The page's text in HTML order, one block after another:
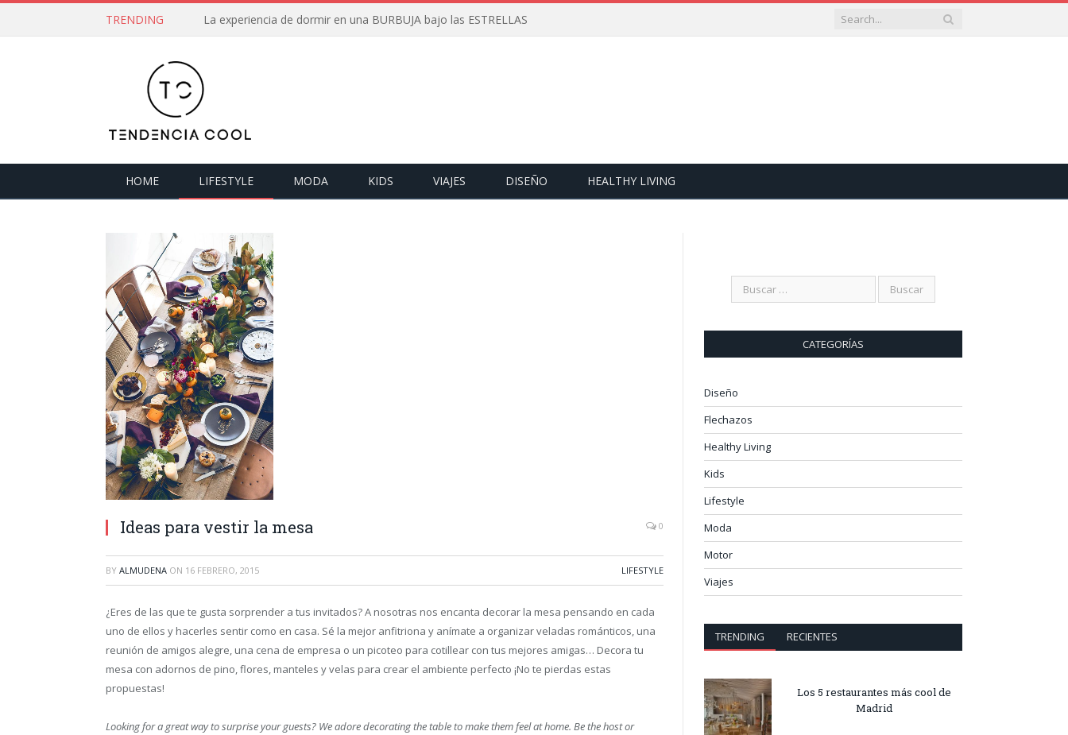
TRENDING La experiencia de dormir en una BURBUJA bajo las ESTRELLAS
HOME LIFESTYLE MODA KIDS VIAJES DISEÑO HEALTHY LIVING
Ideas para vestir la mesa 0
BY ALMUDENA ON 16 FEBRERO, 2015 LIFESTYLE
¿Eres de las que te gusta sorprender a tus invitados? A nosotras nos encanta decorar la mesa pensando en cada
uno de ellos y hacerles sentir como en casa. Sé la mejor anfitriona y anímate a organizar veladas románticos, una
reunión de amigos alegre, una cena de empresa o un picoteo para cotillear con tus mejores amigas… Decora tu
mesa con adornos de pino, flores, manteles y velas para crear el ambiente perfecto ¡No te pierdas estas
propuestas!
Looking for a great way to surprise your guests? We adore decorating the table to make them feel at home. Be the host or
CATEGORÍAS
Diseño
Flechazos
Healthy Living
Kids
Lifestyle
Moda
Motor
Viajes
TRENDING RECIENTES
Los 5 restaurantes más cool de
Madrid